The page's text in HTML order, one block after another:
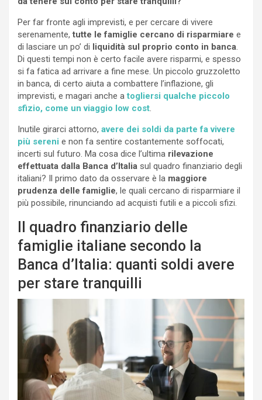
Per far fronte agli imprevisti, e per cercare di vivere
serenamente,tutte le famiglie cercano di risparmiare e
di lasciare un po’ di liquidità sul proprio conto in banca.
Di questi tempi non è certo facile avere risparmi, e spesso
si fa fatica ad arrivare a fine mese. Un piccolo gruzzoletto
in banca, di certo aiuta a combattere l’inflazione, gli
imprevisti, e magari anche atogliersi qualche piccolo
sfizio, come un viaggio low cost.
Inutile girarci attorno, avere dei soldi da parte fa vivere
più sereni e non fa sentire costantemente soffocati,
incerti sul futuro. Ma cosa dice l’ultima rilevazione
effettuata dalla Banca d’Italia sul quadro finanziario degli
italiani? Il primo dato da osservare è la maggiore
prudenza delle famiglie, le quali cercano di risparmiare il
più possibile, rinunciando ad acquisti futili e a piccoli sfizi.
Il quadro finanziario delle
famiglie italiane secondo la
Banca d’Italia: quanti soldi avere
per stare tranquilli